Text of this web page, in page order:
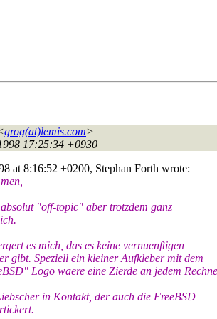
grog(at)lemis.com>
17:25:34 +0930
at 8:16:52 +0200, Stephan Forth wrote:
"off-topic" aber trotzdem ganz
es mich, das es keine vernuenftigen
gibt. Speziell ein kleiner Aufkleber mit dem
Logo waere eine Zierde an jedem
in Kontakt, der auch die FreeBSD